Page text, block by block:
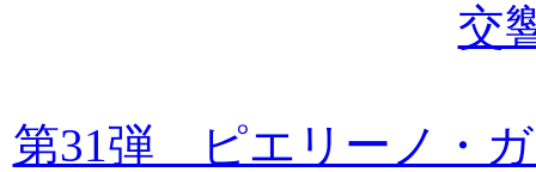
交
第31弾 ピエリーノ・